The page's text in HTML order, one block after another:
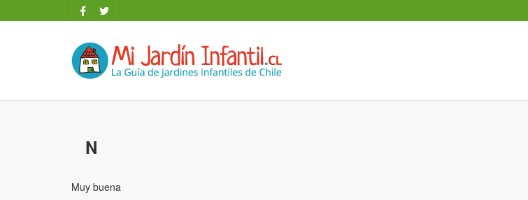
N
Muy buena